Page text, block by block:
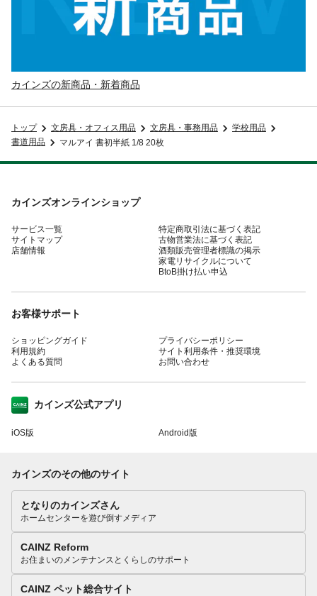
カインズの新商品・新着商品
トップ 文房具・オフィス用品 文房具・事務用品
学校用品
書道用品
マルアイ 書初半紙 1/8 20枚
カインズオンラインショップ
サービス一覧
サイトマップ
店舗情報
特定商取引法に基づく表記
古物営業法に基づく表記
酒類販売管理者標識の掲示
家電リサイクルについて
BtoB掛け払い申込
お客様サポート
ショッピングガイド
利用規約
よくある質問
プライバシーポリシー
サイト利用条件・推奨環境
お問い合わせ
カインズ公式アプリ
iOS版 Android版
カインズのその他のサイト
となりのカインズさん
ホームセンターを遊び倒すメディア
CAINZ Reform
お住まいのメンテナンスとくらしのサポート
CAINZ ペット総合サイト